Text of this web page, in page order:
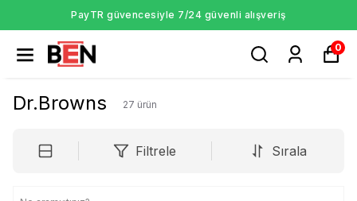
PayTR güvencesiyle 7/24 güvenli alışveriş
0
Dr.Browns 27 ürün
Filtrele Sırala